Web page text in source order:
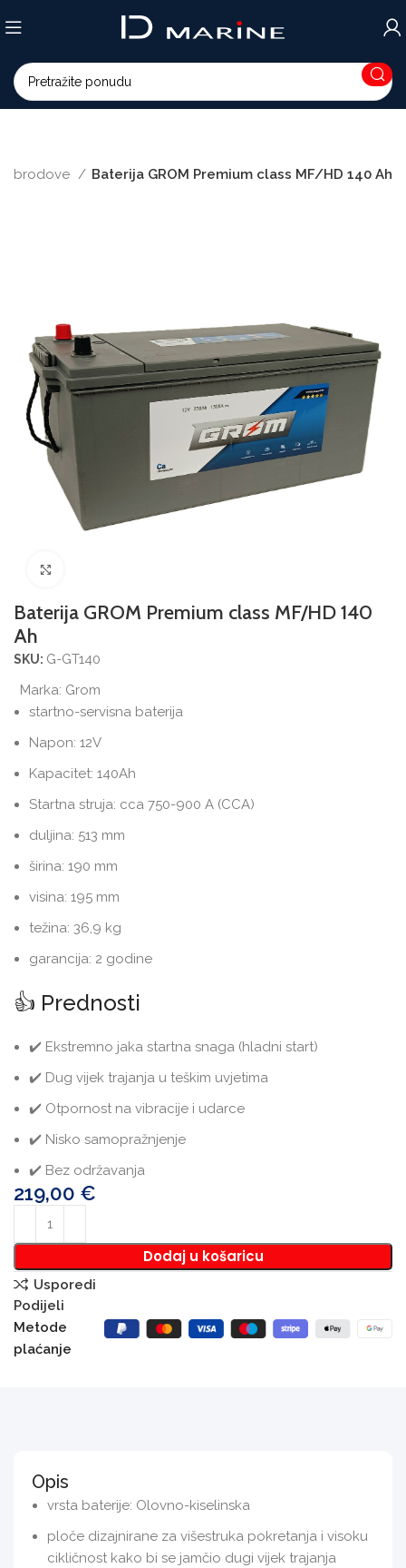
brodove Baterija GROM Premium class MF/HD 140 Ah
Baterija GROM Premium class MF/HD 140
Ah
SKU: G-GT140
Marka: Grom
startno-servisna baterija
Napon: 12V
Kapacitet: 140Ah
Startna struja: cca 750-900 A (CCA)
duljina: 513 mm
širina: 190 mm
visina: 195 mm
težina: 36,9 kg
garancija: 2 godine
👍 Prednosti
✔️ Ekstremno jaka startna snaga (hladni start)
✔️ Dug vijek trajanja u teškim uvjetima
✔️ Otpornost na vibracije i udarce
✔️ Nisko samopražnjenje
✔️ Bez održavanja
219,00 €
Dodaj u košaricu
Usporedi
Podijeli
Metode
plaćanje
Opis
vrsta baterije: Olovno-kiselinska
ploče dizajnirane za višestruka pokretanja i visoku
cikličnost kako bi se jamčio dugi vijek trajanja